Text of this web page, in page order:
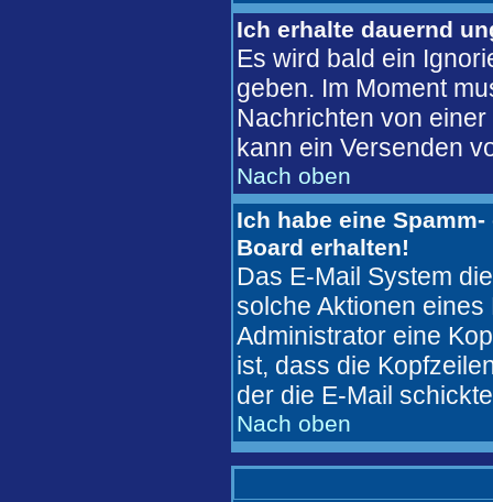
Ich erhalte dauernd
Es wird bald ein
geben. Im Moment
Nachrichten von
kann ein Versenden
Nach oben
Ich habe eine
Board erhalten!
Das E-Mail System
solche Aktionen
Administrator eine
ist, dass die
der die E-Mail
Nach oben